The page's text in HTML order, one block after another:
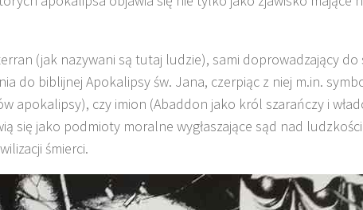
(jak nazywani są tutaj ludzie), sami doprowadzający do
do biblijnej Apokalipsy św. Jana, czerpiąc z niej m.in.
apokalipsy), czy imion (Abaddon jako król szarańczy i
się jako podmioty moralne wygłaszające sąd nad
śmierci.